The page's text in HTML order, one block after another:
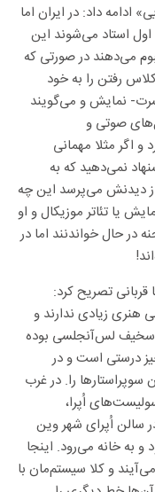
داد: در ایران اما
استاد می‌شوند این
می‌دهند در صورتی که
رفتن را به خود
نمایش و می‌گویند
صوتی و
اگر مثلا مهمانی
نمی‌دهید که به
دیدنش می‌پرسد این چه
یا تئاتر موزیکال و او
در حال خواندنند اما در
تصریح کرد:
هنری زیادی ندارند و
سخیف لس‌آنجلسی بوده
درستی است و در
را. در غرب
اُپرا،
سالن اُپرای شهر وین
به خانه می‌رود. اینجا
و کلا سیستم‌مان با